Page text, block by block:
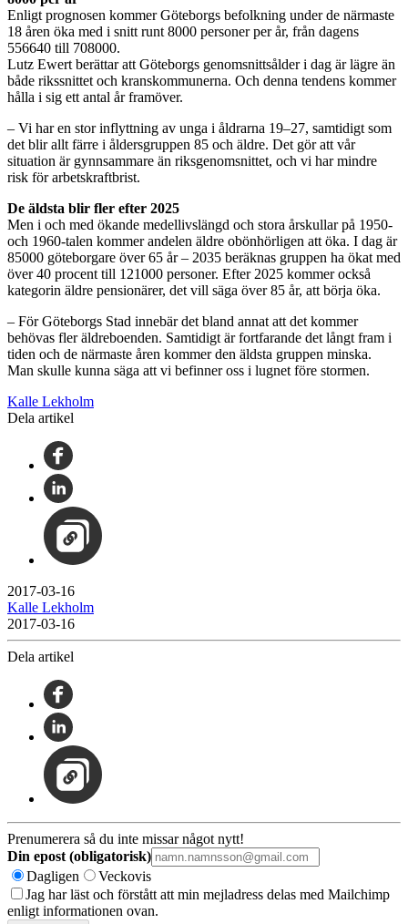
Enligt prognosen kommer Göteborgs befolkning under de närmaste
18 åren öka med i snitt runt 8000 personer per år, från dagens
556640 till 708000.
Lutz Ewert berättar att Göteborgs genomsnittsålder i dag är lägre än
både rikssnittet och kranskommunerna. Och denna tendens kommer
hålla i sig ett antal år framöver.
– Vi har en stor inflyttning av unga i åldrarna 19–27, samtidigt som
det blir allt färre i åldersgruppen 85 och äldre. Det gör att vår
situation är gynnsammare än riksgenomsnittet, och vi har mindre
risk för arbetskraftbrist.
De äldsta blir fler efter 2025
Men i och med ökande medellivslängd och stora årskullar på 1950-
och 1960-talen kommer andelen äldre obönhörligen att öka. I dag är
85000 göteborgare över 65 år – 2035 beräknas gruppen ha ökat med
över 40 procent till 121000 personer. Efter 2025 kommer också
kategorin äldre pensionärer, det vill säga över 85 år, att börja öka.
– För Göteborgs Stad innebär det bland annat att det kommer
behövas fler äldreboenden. Samtidigt är fortfarande det långt fram i
tiden och de närmaste åren kommer den äldsta gruppen minska.
Man skulle kunna säga att vi befinner oss i lugnet före stormen.
Kalle Lekholm
Dela artikel
2017-03-16
Kalle Lekholm
2017-03-16
Dela artikel
Prenumerera så du inte missar något nytt!
Din epost (obligatorisk)
Dagligen
Veckovis
Jag har läst och förstått att min mejladress delas med Mailchimp
enligt informationen ovan.